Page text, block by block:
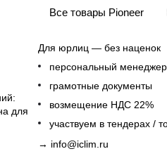
для
Все товары Pioneer
Для юрлиц — без наценок
персональный
грамотные документы
возмещение НДС 22%
участвуем в тендерах /
→ info@iclim.ru